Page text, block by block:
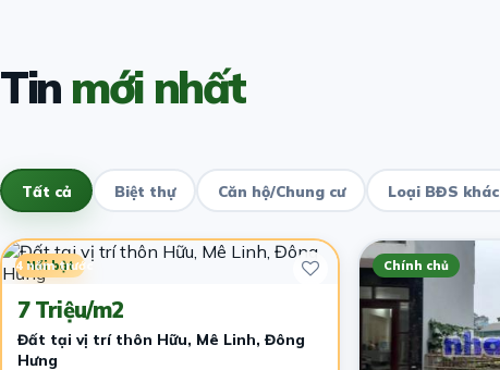
Tinmới nhất
Tất cả Biệt thự Căn hộ/Chung cư Loại BĐS khác
Nổi bật
4 năm trước
7 Triệu/m2
Đất tại vị trí thôn Hữu, Mê Linh, Đông
Hưng
Chính chủ